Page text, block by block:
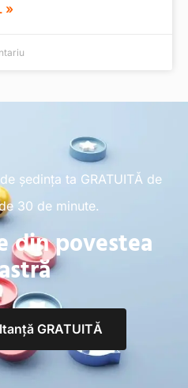
»
ședința ta GRATUITĂ de
30 de minute.
din povestea
GRATUITĂ